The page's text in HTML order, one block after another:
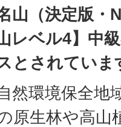
山（決定版・
山レベル4】中
とされていま
然環境保全地
原生林や高山